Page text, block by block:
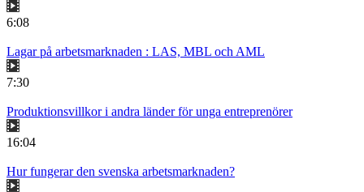
6:08
Lagar på arbetsmarknaden : LAS, MBL och AML
7:30
Produktionsvillkor i andra länder för unga entreprenörer
16:04
Hur fungerar den svenska arbetsmarknaden?